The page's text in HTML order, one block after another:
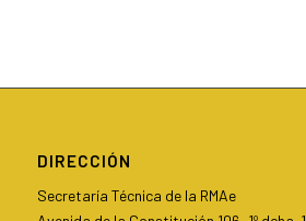
DIRECCIÓN
Secretaría Técnica de la RMAe